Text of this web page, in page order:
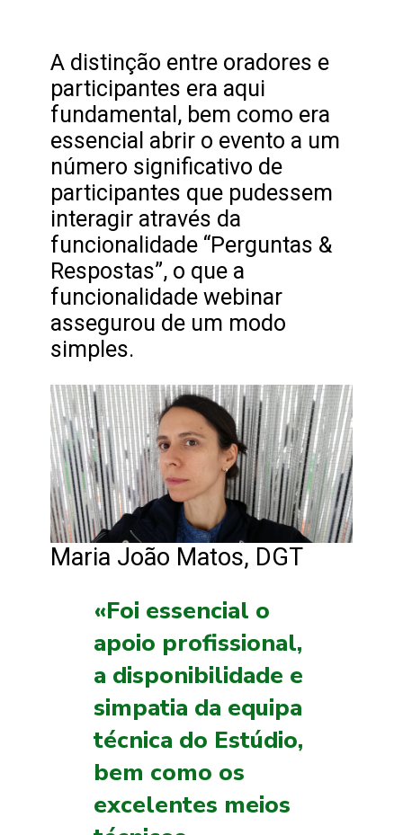
A distinção entre oradores e
participantes era aqui
fundamental, bem como era
essencial abrir o evento a um
número significativo de
participantes que pudessem
interagir através da
funcionalidade “Perguntas &
Respostas”, o que a
funcionalidade webinar
assegurou de um modo
simples.
Maria João Matos, DGT
«Foi essencial o
apoio profissional,
a disponibilidade e
simpatia da equipa
técnica do Estúdio,
bem como os
excelentes meios